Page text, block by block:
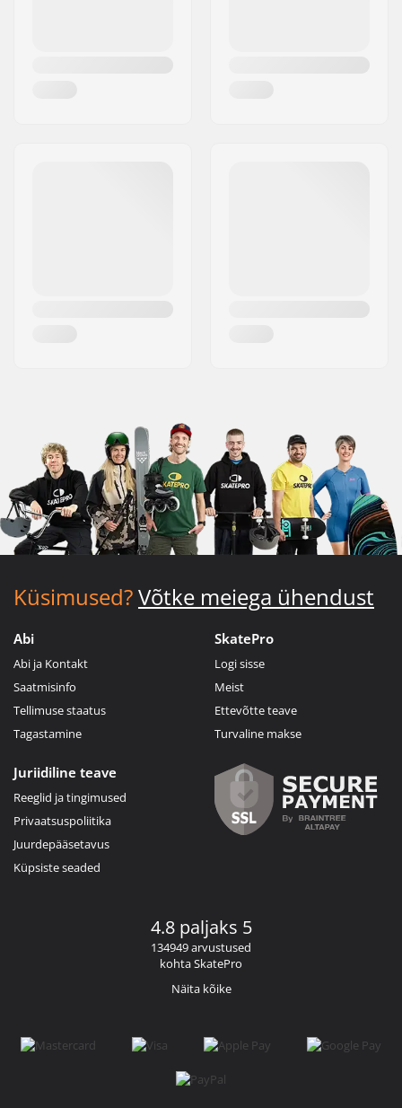
Küsimused?Võtke meiega ühendust
Abi
Abi ja Kontakt
Saatmisinfo
Tellimuse staatus
Tagastamine
SkatePro
Logi sisse
Meist
Ettevõtte teave
Turvaline makse
Juriidiline teave
Reeglid ja tingimused
Privaatsuspoliitika
Juurdepääsetavus
Küpsiste seaded
4.8 paljaks 5
134949 arvustused
kohta SkatePro
Näita kõike